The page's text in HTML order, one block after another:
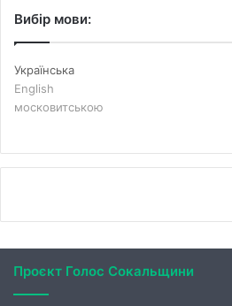
Вибір мови:
Українська
English
московитською
Проєкт Голос Сокальщини